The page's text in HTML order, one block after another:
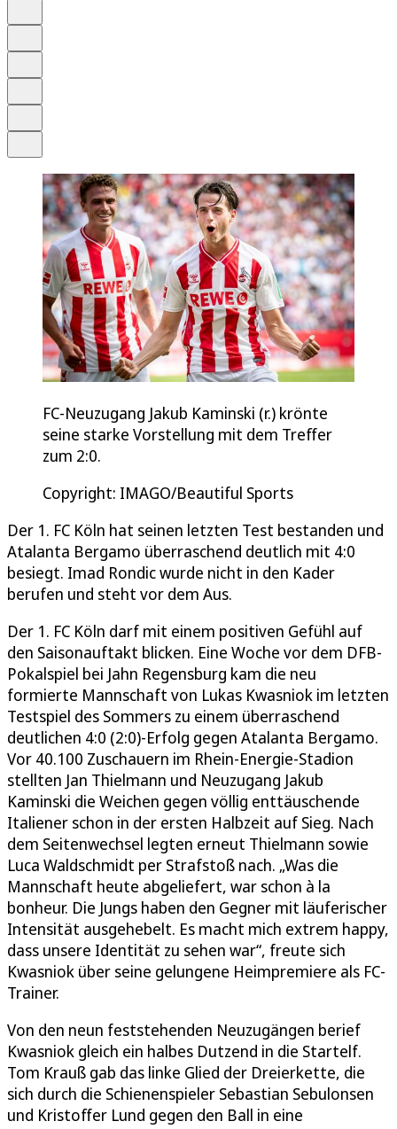
FC-Neuzugang Jakub Kaminski (r.) krönte
seine starke Vorstellung mit dem Treffer
zum 2:0.
Copyright: IMAGO/Beautiful Sports
Der 1. FC Köln hat seinen letzten Test bestanden und
Atalanta Bergamo überraschend deutlich mit 4:0
besiegt. Imad Rondic wurde nicht in den Kader
berufen und steht vor dem Aus.
Der 1. FC Köln darf mit einem positiven Gefühl auf
den Saisonauftakt blicken. Eine Woche vor dem DFB-
Pokalspiel bei Jahn Regensburg kam die neu
formierte Mannschaft von Lukas Kwasniok im letzten
Testspiel des Sommers zu einem überraschend
deutlichen 4:0 (2:0)-Erfolg gegen Atalanta Bergamo.
Vor 40.100 Zuschauern im Rhein-Energie-Stadion
stellten Jan Thielmann und Neuzugang Jakub
Kaminski die Weichen gegen völlig enttäuschende
Italiener schon in der ersten Halbzeit auf Sieg. Nach
dem Seitenwechsel legten erneut Thielmann sowie
Luca Waldschmidt per Strafstoß nach. „Was die
Mannschaft heute abgeliefert, war schon à la
bonheur. Die Jungs haben den Gegner mit läuferischer
Intensität ausgehebelt. Es macht mich extrem happy,
dass unsere Identität zu sehen war“, freute sich
Kwasniok über seine gelungene Heimpremiere als FC-
Trainer.
Von den neun feststehenden Neuzugängen berief
Kwasniok gleich ein halbes Dutzend in die Startelf.
Tom Krauß gab das linke Glied der Dreierkette, die
sich durch die Schienenspieler Sebastian Sebulonsen
und Kristoffer Lund gegen den Ball in eine